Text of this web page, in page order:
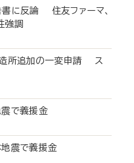
書に反論 住友ファーマ、
強調
造所追加の一変申請 ス
震で義援金
地震で義援金